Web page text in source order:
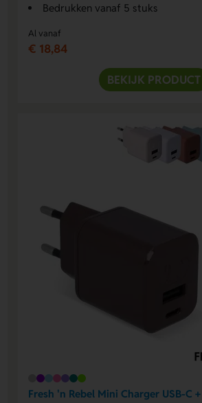
Bedrukken vanaf 5 stuks
Al vanaf
€ 18,84
BEKIJK PRODUCT
Fresh 'n Rebel Mini Charger USB-C